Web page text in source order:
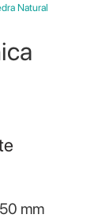
Natural
mm